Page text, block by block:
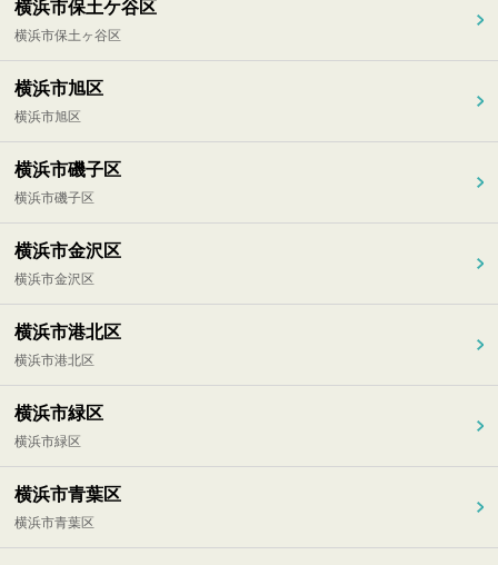
横浜市保土ケ谷区
横浜市保土ヶ谷区
横浜市旭区
横浜市旭区
横浜市磯子区
横浜市磯子区
横浜市金沢区
横浜市金沢区
横浜市港北区
横浜市港北区
横浜市緑区
横浜市緑区
横浜市青葉区
横浜市青葉区